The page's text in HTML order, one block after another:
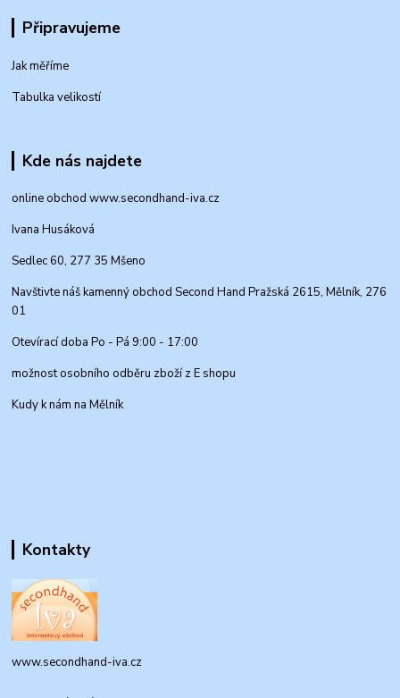
Připravujeme
Jak měříme
Tabulka velikostí
Kde nás najdete
online obchod www.secondhand-iva.cz
Ivana Husáková
Sedlec 60, 277 35 Mšeno
Navštivte náš kamenný obchod Second Hand Pražská 2615, Mělník, 276
01
Otevírací doba Po - Pá 9:00 - 17:00
možnost osobního odběru zboží z E shopu
Kudy k nám na Mělník
Kontakty
www.secondhand-iva.cz